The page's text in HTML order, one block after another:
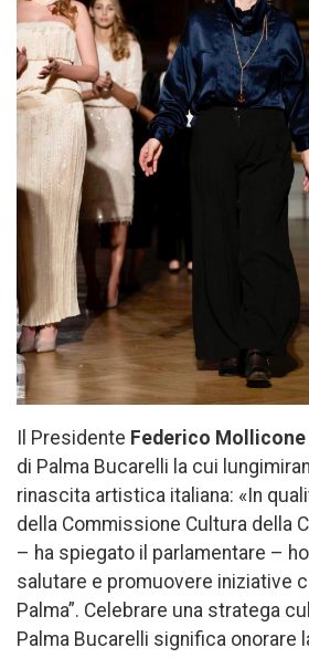
Il Presidente Federico Mollicone
di Palma Bucarelli la cui
rinascita artistica italiana: «In
della Commissione Cultura della
– ha spiegato il parlamentare –
salutare e promuovere iniziative
Palma”. Celebrare una stratega
Palma Bucarelli significa onorare